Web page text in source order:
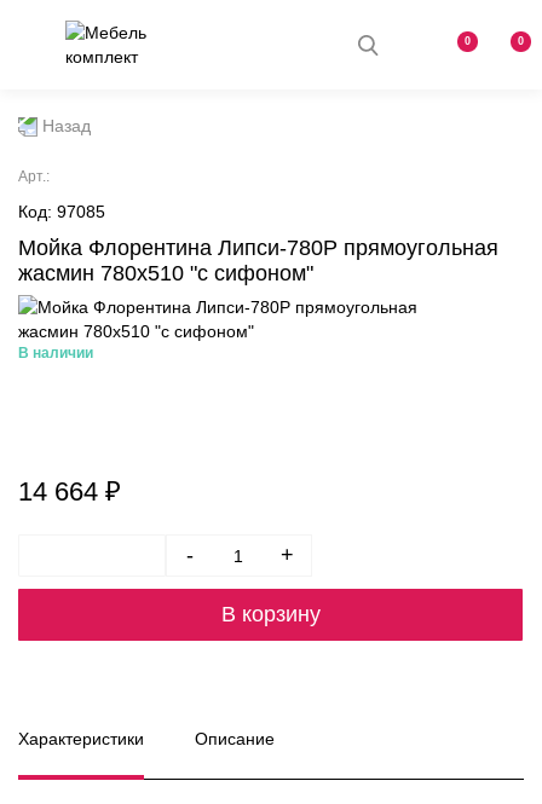
0 0
Назад
Aрт.:
Код: 97085
Мойка Флорентина Липси-780Р прямоугольная
жасмин 780х510 "с сифоном"
В наличии
14 664 ₽
- +
В корзину
Характеристики Описание